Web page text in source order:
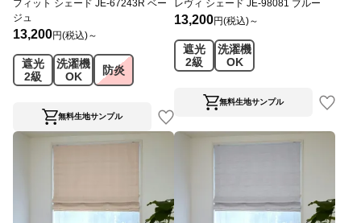
フィット シェード JE-67243R ベー
ジュ
13,200円(税込)～
遮光
2級
洗濯機
OK
防炎
無料生地サンプル
レヴィ シェード JE-98081 ブルー
13,200円(税込)～
遮光
2級
洗濯機
OK
無料生地サンプル